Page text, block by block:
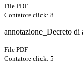
File PDF
Contatore click: 8
annotazione_Decreto
File PDF
Contatore click: 5